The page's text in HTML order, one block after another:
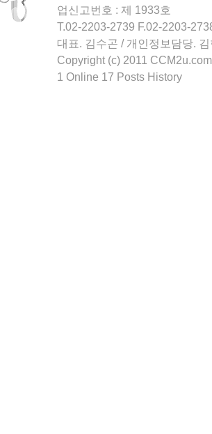
업신고번호 : 제 1933호
T.02-2203-2739 F.02-2203-
대표. 김수곤 / 개인정보담당.
Copyright (c) 2011
1 Online 17 Posts History